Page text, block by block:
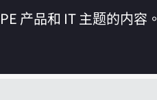
产品和 IT 主题的内容。